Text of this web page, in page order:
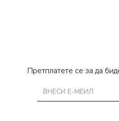
Претплатете се за да